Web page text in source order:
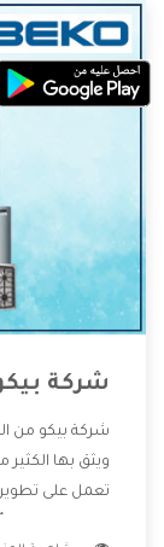
شركة
شركة بيكو من
ويثق بها
تعمل على